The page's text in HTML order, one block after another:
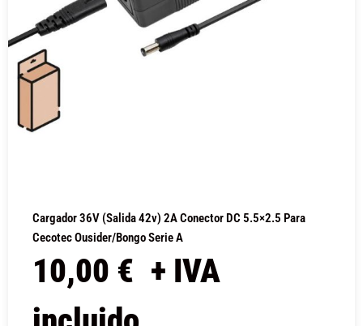
Cargador 36V (salida 42v) 2A Conector DC 5.5×2.5 Para
Cecotec Ousider/Bongo Serie A
10,00 € + IVA